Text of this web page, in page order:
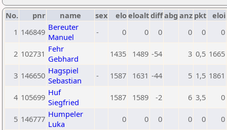
No. pnr name sex eloeloaltdiffabg anz pkt eloi
1 146849 Bereuter
Manuel
- 0 0 0 0 0 0
2 102731 Fehr
Gebhard
1435 1489 -54 3 0,5 1665
3 146650 Hagspiel
Sebastian
- 1587 1631 -44 5 1,5 1861
4 105699 Huf
Siegfried
1587 1589 -2 6 3,5 0
5 146777 Humpeler
Luka
0 0 0 0 0 0